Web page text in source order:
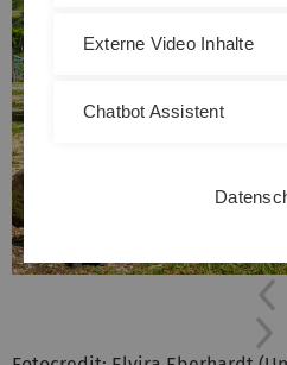
Externe Video Inhalte
Chatbot Assistent